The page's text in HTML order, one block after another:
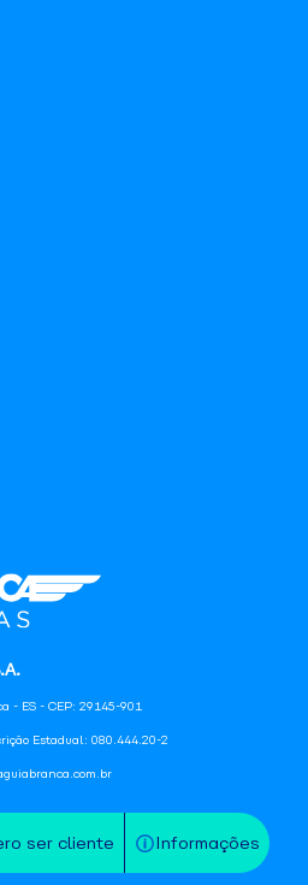
ser cliente Informações
- ES - CEP: 29145-901
Estadual: 080.444.20-2